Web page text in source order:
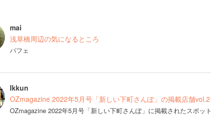
mai
浅草橋周辺の気になるところ
パフェ
Ikkun
OZmagazine 2022年5月号「新しい下町さんぽ」の掲載店舗vol.2
OZmagazine 2022年5月号「新しい下町さんぽ」に掲載されたスポット